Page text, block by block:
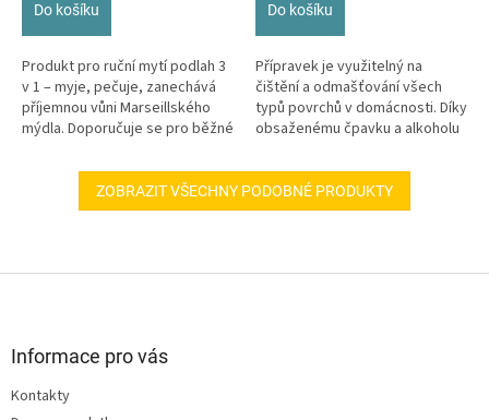
Do košíku
Produkt pro ruční mytí podlah 3
v 1 – myje, pečuje, zanechává
příjemnou vůni Marseillského
mýdla. Doporučuje se pro běžné
Do košíku
Přípravek je využitelný na
čištění a odmašťování všech
typů povrchů v domácnosti. Díky
obsaženému čpavku a alkoholu
ZOBRAZIT VŠECHNY PODOBNÉ PRODUKTY
Informace pro vás
Kontakty